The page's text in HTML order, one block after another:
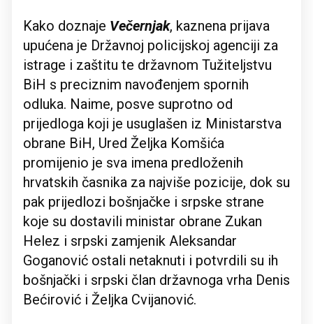
Kako doznaje Večernjak, kaznena prijava
upućena je Državnoj policijskoj agenciji za
istrage i zaštitu te državnom Tužiteljstvu
BiH s preciznim navođenjem spornih
odluka. Naime, posve suprotno od
prijedloga koji je usuglašen iz Ministarstva
obrane BiH, Ured Željka Komšića
promijenio je sva imena predloženih
hrvatskih časnika za najviše pozicije, dok su
pak prijedlozi bošnjačke i srpske strane
koje su dostavili ministar obrane Zukan
Helez i srpski zamjenik Aleksandar
Goganović ostali netaknuti i potvrdili su ih
bošnjački i srpski član državnoga vrha Denis
Bećirović i Željka Cvijanović.